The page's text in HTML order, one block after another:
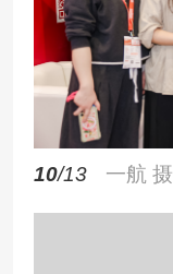
10/13 一航 摄